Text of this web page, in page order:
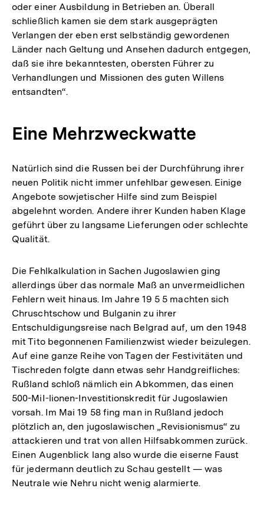
oder einer Ausbildung in Betrieben an. Überall
schließlich kamen sie dem stark ausgeprägten
Verlangen der eben erst selbständig gewordenen
Länder nach Geltung und Ansehen dadurch entgegen,
daß sie ihre bekanntesten, obersten Führer zu
Verhandlungen und Missionen des guten Willens
entsandten“.
Eine Mehrzweckwatte
Natürlich sind die Russen bei der Durchführung ihrer
neuen Politik nicht immer unfehlbar gewesen. Einige
Angebote sowjetischer Hilfe sind zum Beispiel
abgelehnt worden. Andere ihrer Kunden haben Klage
geführt über zu langsame Lieferungen oder schlechte
Qualität.
Die Fehlkalkulation in Sachen Jugoslawien ging
allerdings über das normale Maß an unvermeidlichen
Fehlern weit hinaus. Im Jahre 19 5 5 machten sich
Chruschtschow und Bulganin zu ihrer
Entschuldigungsreise nach Belgrad auf, um den 1948
mit Tito begonnenen Familienzwist wieder beizulegen.
Auf eine ganze Reihe von Tagen der Festivitäten und
Tischreden folgte dann etwas sehr Handgreifliches:
Rußland schloß nämlich ein Abkommen, das einen
500-MiI-lionen-Investitionskredit für Jugoslawien
vorsah. Im Mai 19 58 fing man in Rußland jedoch
plötzlich an, den jugoslawischen „Revisionismus“ zu
attackieren und trat von allen Hilfsabkommen zurück.
Einen Augenblick lang also wurde die eiserne Faust
für jedermann deutlich zu Schau gestellt — was
Neutrale wie Nehru nicht wenig alarmierte.